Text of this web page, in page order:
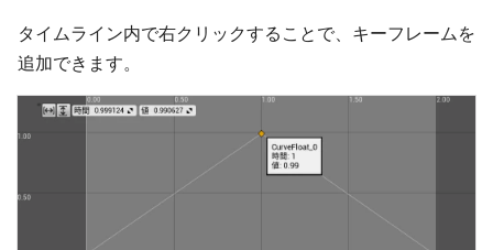
タイムライン内で右クリックすることで、キーフレームを
追加できます。